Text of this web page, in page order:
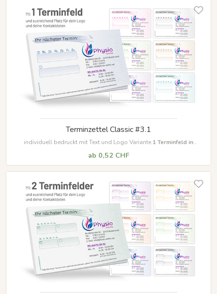
Terminzettel Classic #3.1
individuell bedruckt mit Text und Logo Variante 1Terminfeld in
ab 0,52 CHF